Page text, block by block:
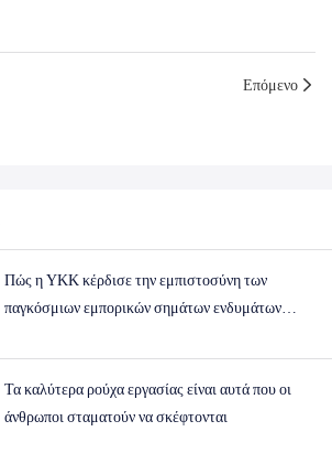
Επόμενο
Πώς η YKK κέρδισε την εμπιστοσύνη των
παγκόσμιων εμπορικών σημάτων ενδυμάτων
Τα καλύτερα ρούχα εργασίας είναι αυτά που οι
άνθρωποι σταματούν να σκέφτονται